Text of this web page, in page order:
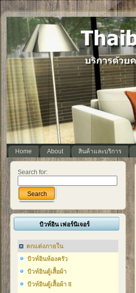
Home About สินค้าและบริการ
Search for:
Search
บิวท์อิน เฟอร์นิเจอร์
ตกแต่งภายใน
บิวท์อินห้องครัว
บิวท์อินตู้เสื้อผ้า
บิวท์อินตู้เสื้อผ้า II